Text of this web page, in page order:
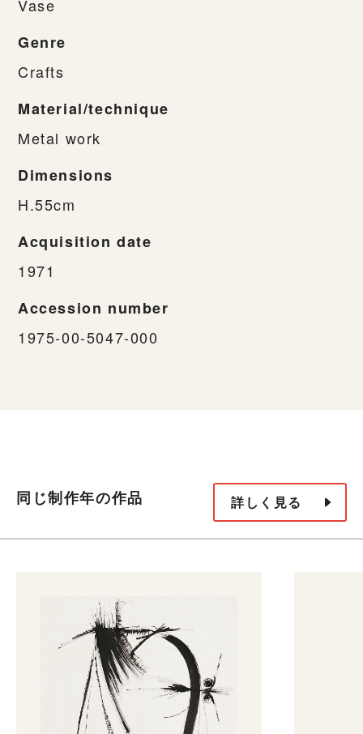
Vase
Genre
Crafts
Material/technique
Metal work
Dimensions
H.55cm
Acquisition date
1971
Accession number
1975-00-5047-000
同じ制作年の作品 詳しく見る